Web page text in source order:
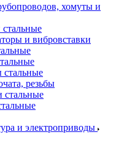
хомуты и
и вибровставки
стальные
резьбы
стальные
и электроприводы